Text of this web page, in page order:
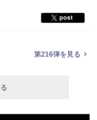
第216弾を見る